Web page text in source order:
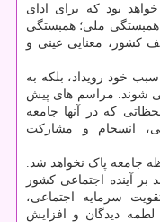
بود که برای ادای
ملی؛ همبستگی
کشور، معنایی عینی و
خود رویداد، بلکه به
شوند. مراسم های پیش
که در آنها جامعه
انسجام و مشارکت
جامعه پاک نخواهد شد.
بر آینده اجتماعی کشور
سرمایه اجتماعی،
دیدگان و افزایش